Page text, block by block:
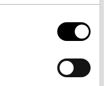
hele programma